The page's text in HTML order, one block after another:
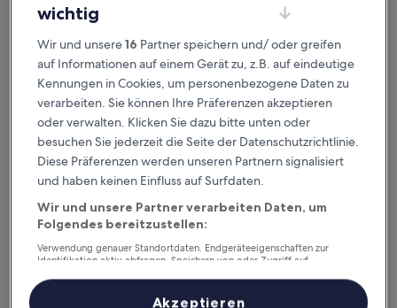
Kostenlose Stornierung bei
Planänderungen
Verdiene Prämien für jede
wahrgenommene Übernachtung
Mehr sparen mit Preisen für Mitglieder
Überprüfe die Preise für diese Daten
Heute
Morgen
wichtig
Wir und unsere16 Partner speichern und/ oder greifen
auf Informationen auf einem Gerät zu, z.B. auf eindeutige
Kennungen in Cookies, um personenbezogene Daten zu
verarbeiten. Sie können Ihre Präferenzen akzeptieren
oder verwalten. Klicken Sie dazu bitte unten oder
besuchen Sie jederzeit die Seite der Datenschutzrichtlinie.
Diese Präferenzen werden unseren Partnern signalisiert
und haben keinen Einfluss auf Surfdaten.
Wir und unsere Partner verarbeiten Daten, um
Folgendes bereitzustellen:
Verwendung genauer Standortdaten. Endgeräteeigenschaften zur
Identifikation aktiv abfragen. Speichern von oder Zugriff auf
Inhalte, Messung von Werbeleistung und der Performance von Inhalten,
Zielgruppenforschung sowie Entwicklung und Verbesserung von
Akzeptieren